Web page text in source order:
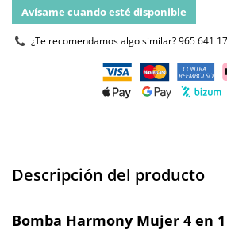
Avísame cuando esté disponible
¿Te recomendamos algo similar?965 641
Descripción del producto
Bomba Harmony Mujer 4 en